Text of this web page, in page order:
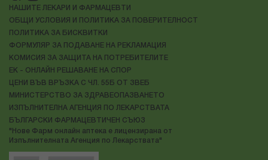
НАШИТЕ ЛЕКАРИ И ФАРМАЦЕВТИ
ОБЩИ УСЛОВИЯ И ПОЛИТИКА ЗА ПОВЕРИТЕЛНОСТ
ПОЛИТИКА ЗА БИСКВИТКИ
ФОРМУЛЯР ЗА ПОДАВАНЕ НА РЕКЛАМАЦИЯ
КОМИСИЯ ЗА ЗАЩИТА НА ПОТРЕБИТЕЛИТЕ
ЕК - ОНЛАЙН РЕШАВАНЕ НА СПОР
ЦЕНИ ВЪВ ВРЪЗКА С ЧЛ. 55Б ОТ ЗВЕБ
МИНИСТЕРСТВО ЗА ЗДРАВЕОПАЗВАНЕТО
ИЗПЪЛНИТЕЛНА АГЕНЦИЯ ПО ЛЕКАРСТВАТА
БЪЛГАРСКИ ФАРМАЦЕВТИЧЕН СЪЮЗ
"Нове Фарм онлайн аптека е лицензирана от
Изпълнителната Агенция по Лекарствата"